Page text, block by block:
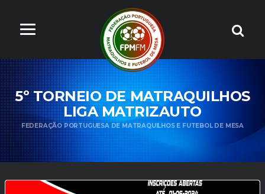
5º TORNEIO DE MATRAQUILHOS
LIGA MATRIZAUTO
FEDERAÇÃO PORTUGUESA DE MATRAQUILHOS E FUTEBOL DE MESA